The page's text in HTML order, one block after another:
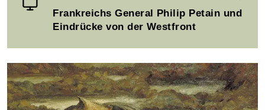
Frankreichs General Philip Petain und
Eindrücke von der Westfront